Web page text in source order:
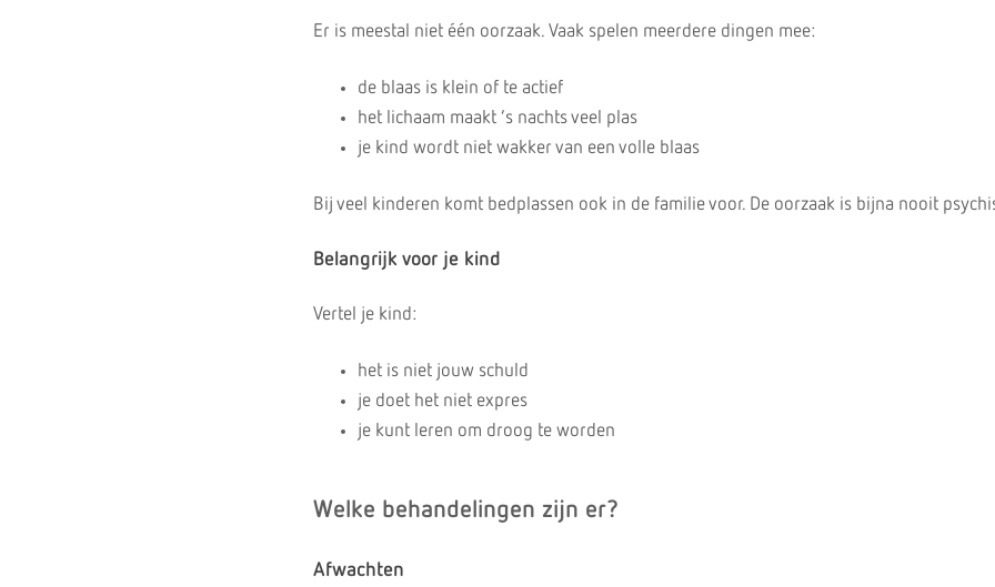
Er is meestal niet één oorzaak. Vaak spelen meerdere dingen mee:
de blaas is klein of te actief
het lichaam maakt ’s nachts veel plas
je kind wordt niet wakker van een volle blaas
Bij veel kinderen komt bedplassen ook in de familie voor. De oorzaak is bijna nooit
Belangrijk voor je kind
Vertel je kind:
het is niet jouw schuld
je doet het niet expres
je kunt leren om droog te worden
Welke behandelingen zijn er?
Afwachten